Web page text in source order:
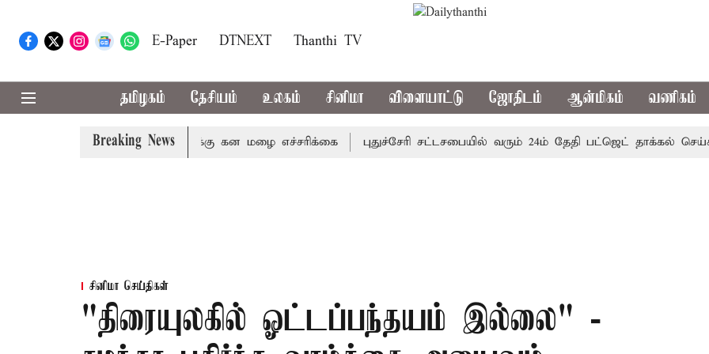
E-Paper DTNEXT Thanthi TV
தமிழகம் தேசியம் உலகம் சினிமா விளையாட்டு ஜோதிடம் ஆன்மிகம் வணிகம்
Breaking News
ஆகிய மாவட்டங்களுக்கு கன மழை எச்சரிக்கை புதுச்சேரி சட்டசபையில் வரும் 24ம் தேதி பட்ஜெட் தாக்கல்
சினிமா செய்திகள்
"திரையுலகில் ஓட்டப்பந்தயம் இல்லை" -